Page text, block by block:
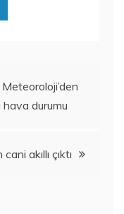
durumu
akıllı çıktı